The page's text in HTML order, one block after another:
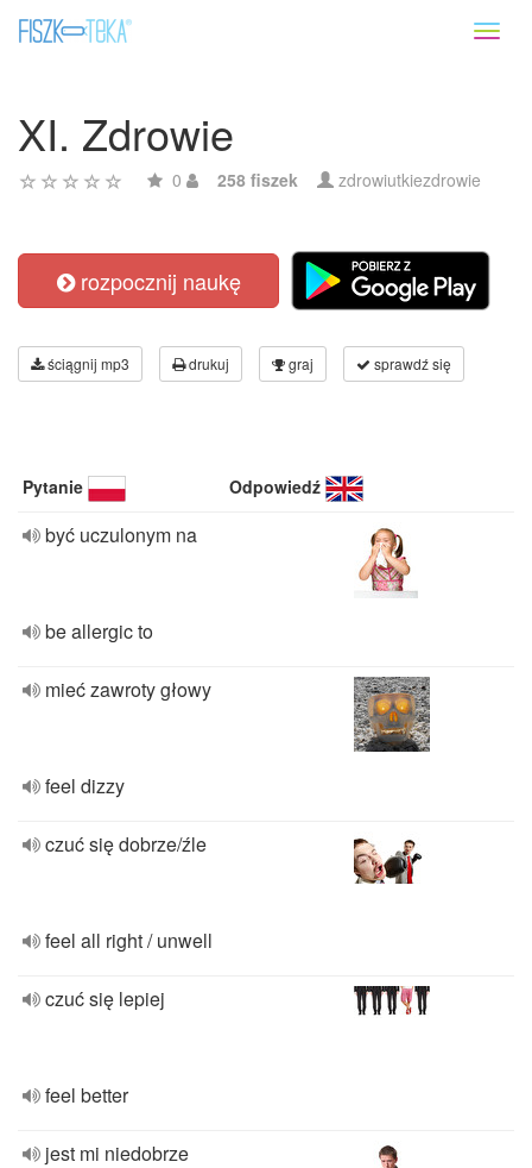
XI. Zdrowie
0 258 fiszek zdrowiutkiezdrowie
rozpocznij naukę
ściągnij mp3 drukuj graj sprawdź się
Pytanie Odpowiedź
być uczulonym na
be allergic to
mieć zawroty głowy
feel dizzy
czuć się dobrze/źle
feel all right / unwell
czuć się lepiej
feel better
jest mi niedobrze